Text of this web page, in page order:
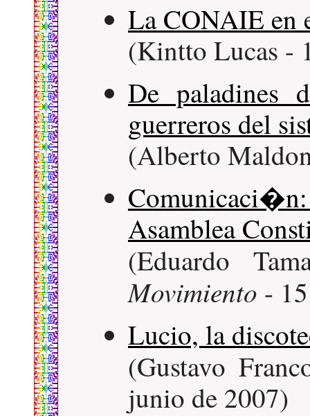
La CONAIE en
(Kintto Lucas -
De paladines
guerreros del
(Alberto
Asamblea
(Eduardo
Movimiento -
Lucio, la
(Gustavo
junio de 2007)